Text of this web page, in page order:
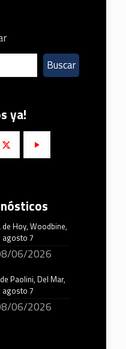
Buscar
ya!
de Hoy, Woodbine,
agosto 7
06/2026
Paolini, Del Mar,
agosto 7
06/2026